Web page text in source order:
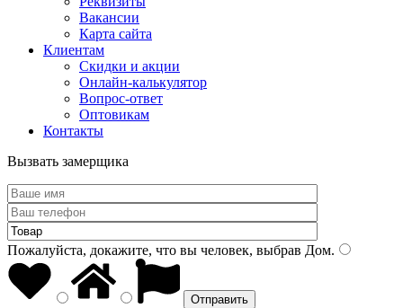
Вакансии
Карта сайта
Клиентам
Скидки и акции
Онлайн-калькулятор
Вопрос-ответ
Оптовикам
Контакты
Вызвать замерщика
Пожалуйста, докажите, что вы человек, выбрав Дом.